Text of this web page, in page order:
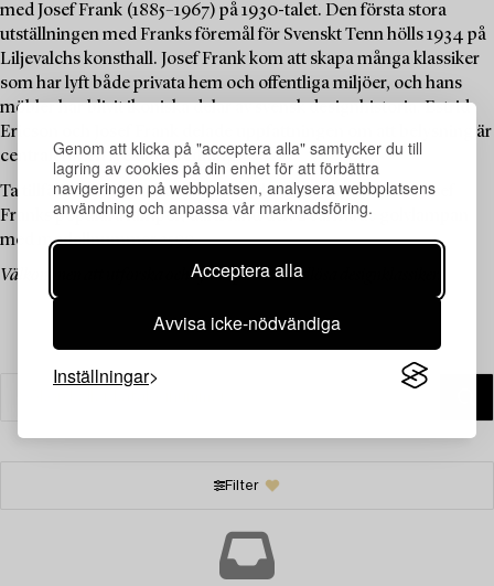
Genom att klicka på "acceptera alla" samtycker du till
lagring av cookies på din enhet för att förbättra
navigeringen på webbplatsen, analysera webbplatsens
användning och anpassa vår marknadsföring.
Acceptera alla
Avvisa icke-nödvändiga
Inställningar
med Josef Frank (1885–1967) på 1930-talet. Den första stora
utställningen med Franks föremål för Svenskt Tenn hölls 1934 på
Liljevalchs konsthall. Josef Frank kom att skapa många klassiker
som har lyft både privata hem och offentliga miljöer, och hans
möbler har blivit ikoniska delar av svensk designhistoria. Estrid
Ericson och Josef Frank delade uppfattningen om att belysning är
centralt för en lyckad inredning.
Ta tillfället i akt att botanisera bland auktionens urval av Josef
Franks populära lampor, däribland den trearmade golvlampan
med modellnummer 2599.
Välkommen att utforska och bjuda på dessa tidlösa designklassiker.
Filter